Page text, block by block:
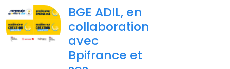
BGE ADIL, en
collaboration
avec
Bpifrance et